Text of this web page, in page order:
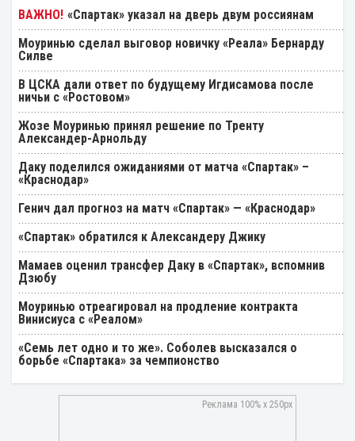
«Спартак» указал на дверь двум россиянам
Моуринью сделал выговор новичку «Реала» Бернарду
Силве
В ЦСКА дали ответ по будущему Игдисамова после
ничьи с «Ростовом»
Жозе Моуринью принял решение по Тренту
Александер-Арнольду
Даку поделился ожиданиями от матча «Спартак» –
«Краснодар»
Генич дал прогноз на матч «Спартак» — «Краснодар»
«Спартак» обратился к Александеру Джику
Мамаев оценил трансфер Даку в «Спартак», вспомнив
Дзюбу
Моуринью отреагировал на продление контракта
Винисиуса с «Реалом»
«Семь лет одно и то же». Соболев высказался о
борьбе «Спартака» за чемпионство